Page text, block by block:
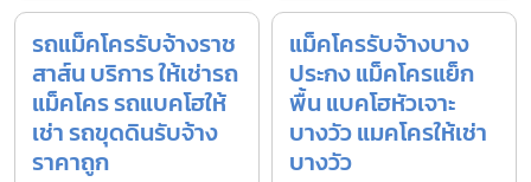
รถแม็คโครรับจ้างราช
สาส์น บริการ ให้เช่ารถ
แม็คโคร รถแบคโฮให้
เช่า รถขุดดินรับจ้าง
ราคาถูก
แม็คโครรับจ้างบาง
ประกง แม็คโครแย็ก
พื้น แบคโฮหัวเจาะ
บางวัว แมคโครให้เช่า
บางวัว